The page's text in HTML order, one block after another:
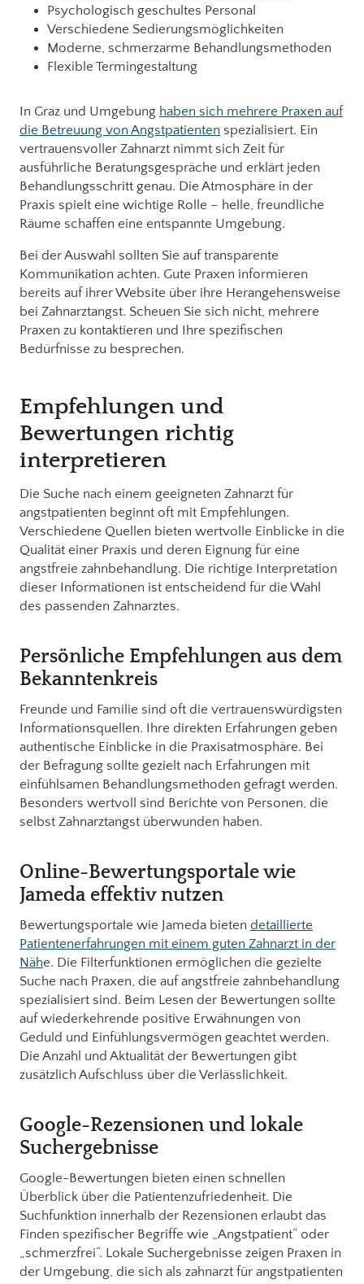
Psychologisch geschultes Personal
Verschiedene Sedierungsmöglichkeiten
Moderne, schmerzarme Behandlungsmethoden
Flexible Termingestaltung
In Graz und Umgebung haben sich mehrere Praxen auf
die Betreuung von Angstpatienten spezialisiert. Ein
vertrauensvoller Zahnarzt nimmt sich Zeit für
ausführliche Beratungsgespräche und erklärt jeden
Behandlungsschritt genau. Die Atmosphäre in der
Praxis spielt eine wichtige Rolle – helle, freundliche
Räume schaffen eine entspannte Umgebung.
Bei der Auswahl sollten Sie auf transparente
Kommunikation achten. Gute Praxen informieren
bereits auf ihrer Website über ihre Herangehensweise
bei Zahnarztangst. Scheuen Sie sich nicht, mehrere
Praxen zu kontaktieren und Ihre spezifischen
Bedürfnisse zu besprechen.
Empfehlungen und
Bewertungen richtig
interpretieren
Die Suche nach einem geeigneten Zahnarzt für
angstpatienten beginnt oft mit Empfehlungen.
Verschiedene Quellen bieten wertvolle Einblicke in die
Qualität einer Praxis und deren Eignung für eine
angstfreie zahnbehandlung. Die richtige Interpretation
dieser Informationen ist entscheidend für die Wahl
des passenden Zahnarztes.
Persönliche Empfehlungen aus dem
Bekanntenkreis
Freunde und Familie sind oft die vertrauenswürdigsten
Informationsquellen. Ihre direkten Erfahrungen geben
authentische Einblicke in die Praxisatmosphäre. Bei
der Befragung sollte gezielt nach Erfahrungen mit
einfühlsamen Behandlungsmethoden gefragt werden.
Besonders wertvoll sind Berichte von Personen, die
selbst Zahnarztangst überwunden haben.
Online-Bewertungsportale wie
Jameda effektiv nutzen
Bewertungsportale wie Jameda bieten detaillierte
Patientenerfahrungen mit einem guten Zahnarzt in der
Nähe. Die Filterfunktionen ermöglichen die gezielte
Suche nach Praxen, die auf angstfreie zahnbehandlung
spezialisiert sind. Beim Lesen der Bewertungen sollte
auf wiederkehrende positive Erwähnungen von
Geduld und Einfühlungsvermögen geachtet werden.
Die Anzahl und Aktualität der Bewertungen gibt
zusätzlich Aufschluss über die Verlässlichkeit.
Google-Rezensionen und lokale
Suchergebnisse
Google-Bewertungen bieten einen schnellen
Überblick über die Patientenzufriedenheit. Die
Suchfunktion innerhalb der Rezensionen erlaubt das
Finden spezifischer Begriffe wie „Angstpatient“ oder
„schmerzfrei“. Lokale Suchergebnisse zeigen Praxen in
der Umgebung, die sich als zahnarzt für angstpatienten